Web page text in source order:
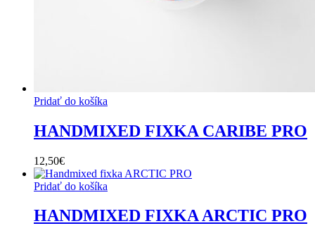
Pridať do košíka
HANDMIXED FIXKA CARIBE PRO
12,50€
Pridať do košíka
HANDMIXED FIXKA ARCTIC PRO